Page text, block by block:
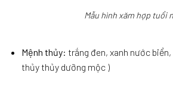
Mẫu hình xăm hợp tuổi
Mệnh thủy: trắng đen, xanh nước biển,
thủy thủy dưỡng mộc )